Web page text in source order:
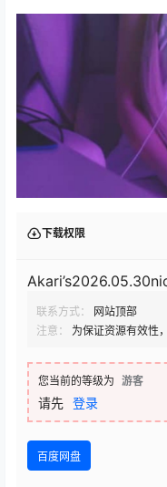
下载权限
联系方式：
网站顶部
注意：
为保证资源有效性
您当前的等级为 游客
请先 登录
百度网盘